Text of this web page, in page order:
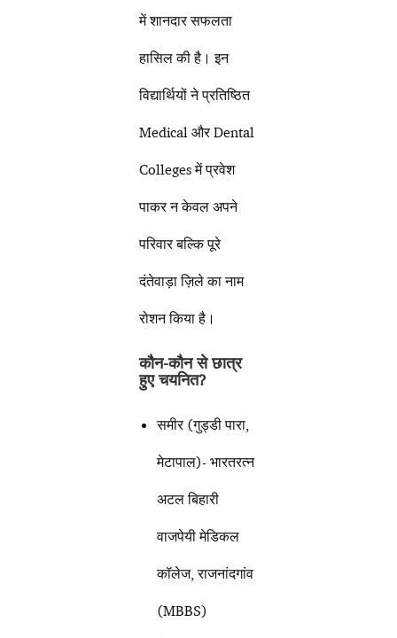
में शानदार सफलता
हासिल की है। इन
विद्यार्थियों ने प्रतिष्ठित
Medical और Dental
Colleges में प्रवेश
पाकर न केवल अपने
परिवार बल्कि पूरे
दंतेवाड़ा ज़िले का नाम
रोशन किया है।
कौन-कौन से छात्र
हुए चयनित?
समीर (गुड्डी पारा,
मेटापाल)- भारतरत्न
अटल बिहारी
वाजपेयी मेडिकल
कॉलेज, राजनांदगांव
(MBBS)